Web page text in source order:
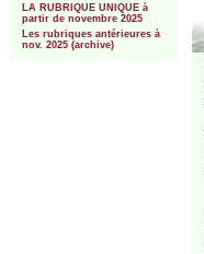
LA RUBRIQUE UNIQUE à
partir de novembre 2025
Les rubriques antérieures à
nov. 2025 (archive)